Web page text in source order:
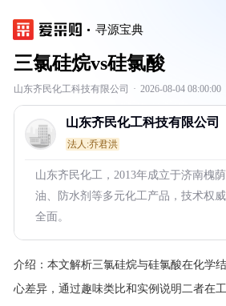
寻源宝典
三氯硅烷vs硅氯酸
山东齐民化工科技有限公司 · 2026-08-04 08:00:00
山东齐民化工科技有限公司
法人:乔君洪
山东齐民化工，2013年成立于济南槐
油、防水剂等多元化工产品，技术权
全面。
介绍： 本文解析三氯硅烷与硅氯酸在化学
心差异，通过趣味类比和实例说明二者在